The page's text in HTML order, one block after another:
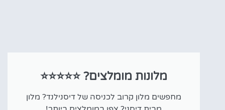
מלונות מומלצים? ⭐⭐⭐⭐⭐
מחפשים מלון קרוב לכניסה של דיסנילנד? מלון